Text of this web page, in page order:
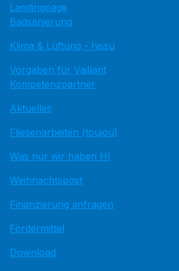
Landingpage
Badsanierung
Klima & Lüftung - hissu
Vorgaben für Vaillant
Kompetenzpartner
Aktuelles
Fliesenarbeiten (toujou)
Was nur wir haben HI
Weihnachtspost
Finanzierung anfragen
Fördermittel
Download